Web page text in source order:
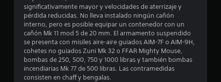
l
a
significativamente mayor y velocidades de aterrizaje y
pérdida reducidas. No lleva instalado ningún cañón
interno, pero es posible equipar un contenedor con un
cañón Mk 11 mod 5 de 20 mm. El armamento suspendido
se presenta con misiles aire-aire guiados AIM-7F o AIM-9H,
cohetes no guiados Zuni Mk 32 o FFAR Mighty Mouse,
bombas de 250, 500, 750 y 1000 libras y también bombas
incendiarias Mk 77 de 500 libras. Las contramedidas
consisten en chaff y bengalas.